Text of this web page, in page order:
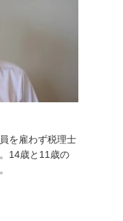
を雇わず税理士
14歳と11歳の